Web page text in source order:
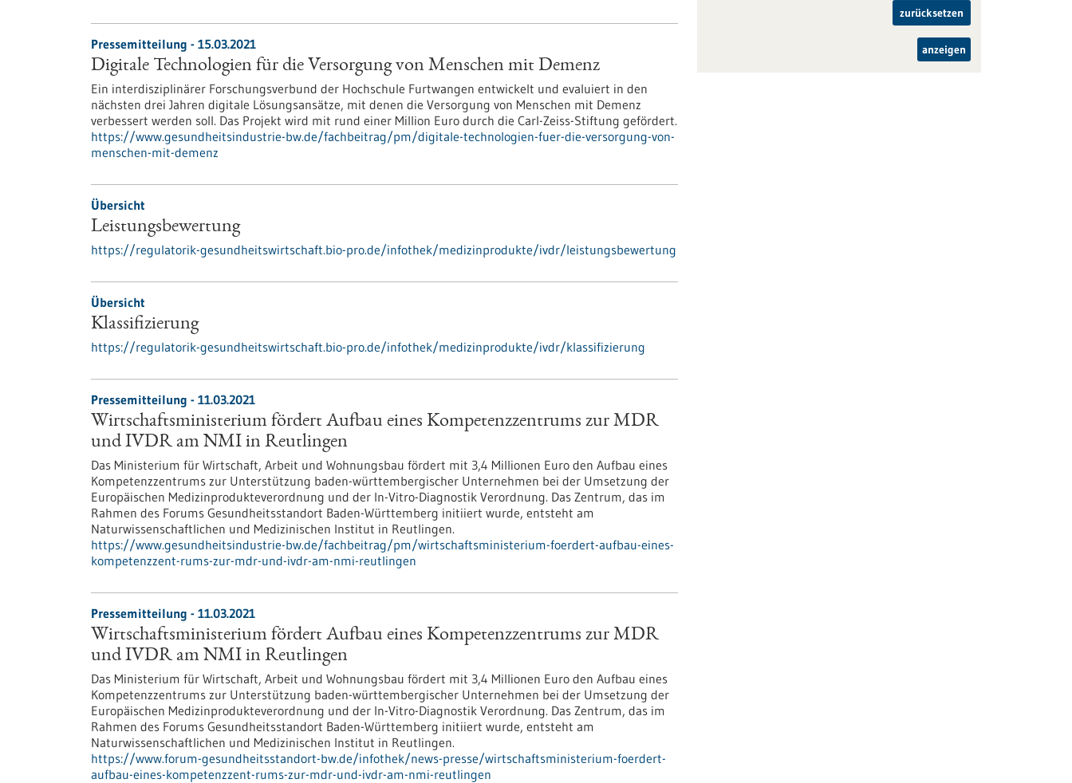
Pressemitteilung - 15.03.2021
Digitale Technologien für die Versorgung von Menschen mit Demenz
Ein interdisziplinärer Forschungsverbund der Hochschule Furtwangen entwickelt und evaluiert in den
nächsten drei Jahren digitale Lösungsansätze, mit denen die Versorgung von Menschen mit Demenz
verbessert werden soll. Das Projekt wird mit rund einer Million Euro durch die Carl-Zeiss-Stiftung gefördert.
https://www.gesundheitsindustrie-bw.de/fachbeitrag/pm/digitale-technologien-fuer-die-versorgung-von-
menschen-mit-demenz
Übersicht
Leistungsbewertung
https://regulatorik-gesundheitswirtschaft.bio-pro.de/infothek/medizinprodukte/ivdr/leistungsbewertung
Übersicht
Klassifizierung
https://regulatorik-gesundheitswirtschaft.bio-pro.de/infothek/medizinprodukte/ivdr/klassifizierung
Pressemitteilung - 11.03.2021
Wirtschaftsministerium fördert Aufbau eines Kompetenzzentrums zur MDR
und IVDR am NMI in Reutlingen
Das Ministerium für Wirtschaft, Arbeit und Wohnungsbau fördert mit 3,4 Millionen Euro den Aufbau eines
Kompetenzzentrums zur Unterstützung baden-württembergischer Unternehmen bei der Umsetzung der
Europäischen Medizinprodukteverordnung und der In-Vitro-Diagnostik Verordnung. Das Zentrum, das im
Rahmen des Forums Gesundheitsstandort Baden-Württemberg initiiert wurde, entsteht am
Naturwissenschaftlichen und Medizinischen Institut in Reutlingen.
https://www.gesundheitsindustrie-bw.de/fachbeitrag/pm/wirtschaftsministerium-foerdert-aufbau-eines-
kompetenzzent-rums-zur-mdr-und-ivdr-am-nmi-reutlingen
Pressemitteilung - 11.03.2021
Wirtschaftsministerium fördert Aufbau eines Kompetenzzentrums zur MDR
und IVDR am NMI in Reutlingen
Das Ministerium für Wirtschaft, Arbeit und Wohnungsbau fördert mit 3,4 Millionen Euro den Aufbau eines
Kompetenzzentrums zur Unterstützung baden-württembergischer Unternehmen bei der Umsetzung der
Europäischen Medizinprodukteverordnung und der In-Vitro-Diagnostik Verordnung. Das Zentrum, das im
Rahmen des Forums Gesundheitsstandort Baden-Württemberg initiiert wurde, entsteht am
Naturwissenschaftlichen und Medizinischen Institut in Reutlingen.
https://www.forum-gesundheitsstandort-bw.de/infothek/news-presse/wirtschaftsministerium-foerdert-
aufbau-eines-kompetenzzent-rums-zur-mdr-und-ivdr-am-nmi-reutlingen
zurücksetzen
anzeigen